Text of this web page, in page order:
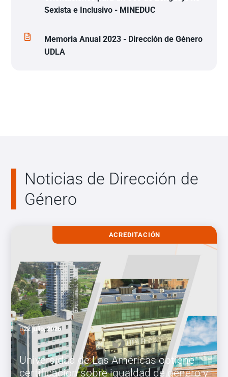
Sexista e Inclusivo - MINEDUC
Memoria Anual 2023 - Dirección de Género
UDLA
Noticias de Dirección de
Género
ACREDITACIÓN
22 julio, 2026
Universidad de Las Américas obtiene
certificación sobre igualdad de género y